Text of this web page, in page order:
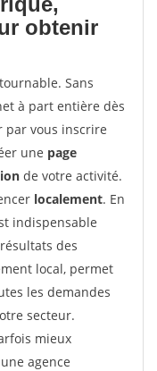
obtenir
Sans
à part entière dès
par vous inscrire
une page
de votre activité.
localement. En
indispensable
des
local, permet
les demandes
secteur.
mieux
agence